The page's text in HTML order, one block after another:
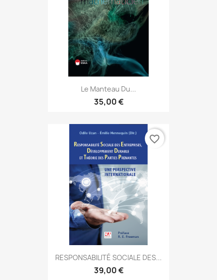
Le Manteau Du...
35,00 €
RESPONSABILITÉ SOCIALE DES...
39,00 €
favorite_border